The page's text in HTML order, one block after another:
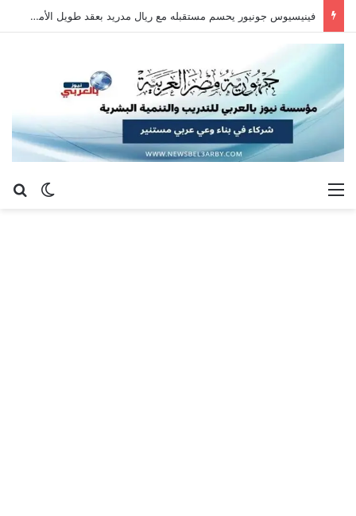
فينيسيوس جونيور يحسم مستقبله مع ريال مدريد بعقد طويل الأمد حتى 2032
الوضع القائمة